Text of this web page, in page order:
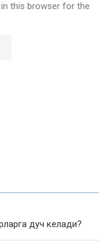
this browser for the
дуч келади?